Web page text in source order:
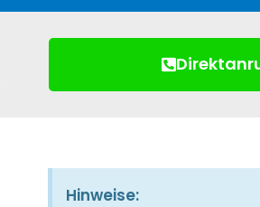
Hinweise: